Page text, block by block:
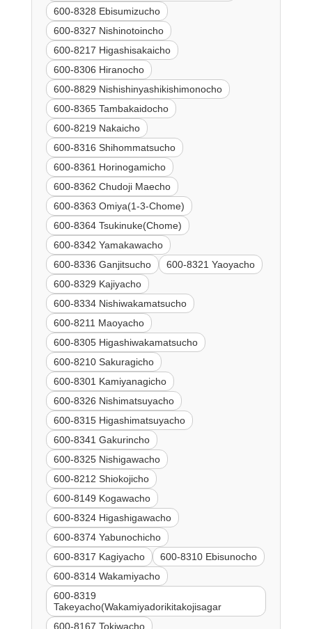
600-8328 Ebisumizucho
600-8327 Nishinotoincho
600-8217 Higashisakaicho
600-8306 Hiranocho
600-8829 Nishishinyashikishimonocho
600-8365 Tambakaidocho
600-8219 Nakaicho
600-8316 Shihommatsucho
600-8361 Horinogamicho
600-8362 Chudoji Maecho
600-8363 Omiya(1-3-Chome)
600-8364 Tsukinuke(Chome)
600-8342 Yamakawacho
600-8336 Ganjitsucho
600-8321 Yaoyacho
600-8329 Kajiyacho
600-8334 Nishiwakamatsucho
600-8211 Maoyacho
600-8305 Higashiwakamatsucho
600-8210 Sakuragicho
600-8301 Kamiyanagicho
600-8326 Nishimatsuyacho
600-8315 Higashimatsuyacho
600-8341 Gakurincho
600-8325 Nishigawacho
600-8212 Shiokojicho
600-8149 Kogawacho
600-8324 Higashigawacho
600-8374 Yabunochicho
600-8317 Kagiyacho
600-8310 Ebisunocho
600-8314 Wakamiyacho
600-8319
Takeyacho(Wakamiyadorikitakojisagar
600-8167 Tokiwacho